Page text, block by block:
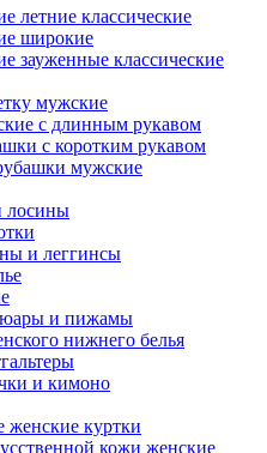
летние классические
широкие
зауженные классические
мужские
с длинным рукавом
с коротким рукавом
мужские
лосины
и леггинсы
и пижамы
нижнего белья
и кимоно
женские куртки
кожи женские